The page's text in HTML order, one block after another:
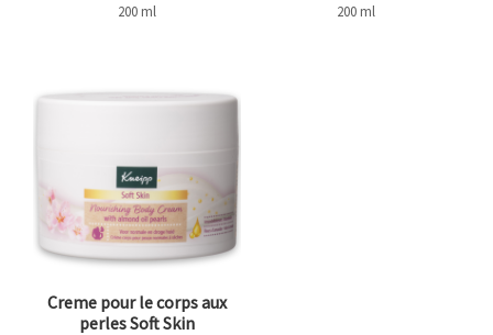
200 ml 200 ml
Creme pour le corps aux
perles Soft Skin